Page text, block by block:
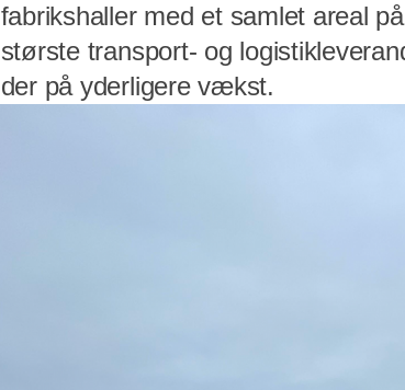
fabrikshaller med et samlet areal
største transport- og
der på yderligere vækst.